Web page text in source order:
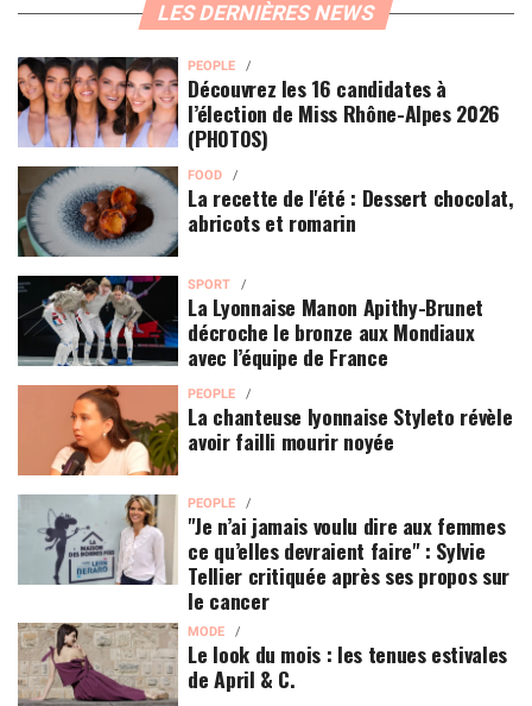
LES DERNIÈRES NEWS
PEOPLE
Découvrez les 16 candidates à
l’élection de Miss Rhône-Alpes 2026
(PHOTOS)
FOOD
La recette de l'été : Dessert chocolat,
abricots et romarin
SPORT
La Lyonnaise Manon Apithy-Brunet
décroche le bronze aux Mondiaux
avec l’équipe de France
PEOPLE
La chanteuse lyonnaise Styleto révèle
avoir failli mourir noyée
PEOPLE
"Je n’ai jamais voulu dire aux femmes
ce qu’elles devraient faire" : Sylvie
Tellier critiquée après ses propos sur
le cancer
MODE
Le look du mois : les tenues estivales
de April & C.